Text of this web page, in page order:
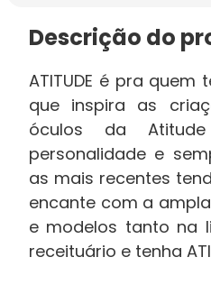
Descrição do
ATITUDE é pra
que inspira as
óculos da
personalidade e
as mais recentes
encante com a
e modelos tanto na
receituário e tenha